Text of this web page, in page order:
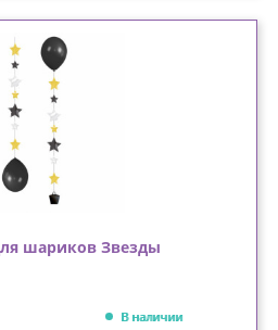
шариков Звезды
В наличии